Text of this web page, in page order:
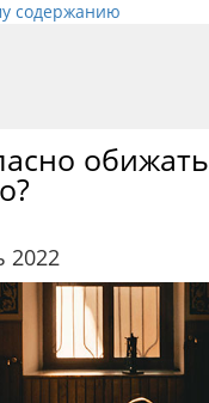
содержанию
обижать
2022